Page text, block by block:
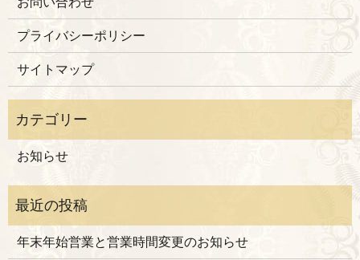
プライバシーポリシー
サイトマップ
お知らせ
年末年始営業と営業時間変更のお知らせ